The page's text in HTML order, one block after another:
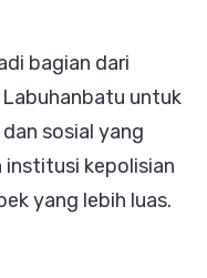
bagian dari
untuk
sosial yang
institusi kepolisian
yang lebih luas.